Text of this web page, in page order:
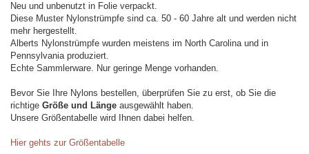
Neu und unbenutzt in Folie verpackt.
Diese Muster Nylonstrümpfe sind ca. 50 - 60 Jahre alt und werden nicht
mehr hergestellt.
Alberts Nylonstrümpfe wurden meistens im North Carolina und in
Pennsylvania produziert.
Echte Sammlerware. Nur geringe Menge vorhanden.
Bevor Sie Ihre Nylons bestellen, überprüfen Sie zu erst, ob Sie die
richtige Größe und Länge ausgewählt haben.
Unsere Größentabelle wird Ihnen dabei helfen.
Hier gehts zur Größentabelle